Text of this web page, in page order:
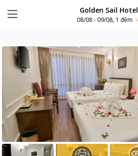
Golden Sail Hotel
08/08 - 09/08, 1 đêm